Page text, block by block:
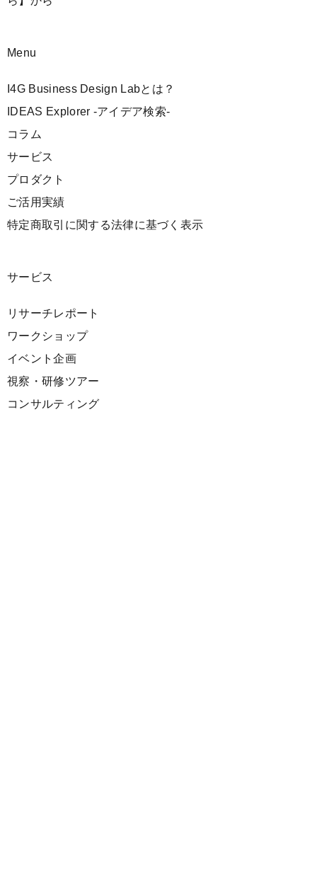
Menu
I4G Business Design Labとは？
IDEAS Explorer -アイデア検索-
コラム
サービス
プロダクト
ご活用実績
特定商取引に関する法律に基づく表示
サービス
リサーチレポート
ワークショップ
イベント企画
視察・研修ツアー
コンサルティング